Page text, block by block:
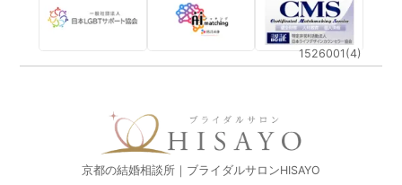
1526001(4)
京都の結婚相談所｜ブライダルサロンHISAYO